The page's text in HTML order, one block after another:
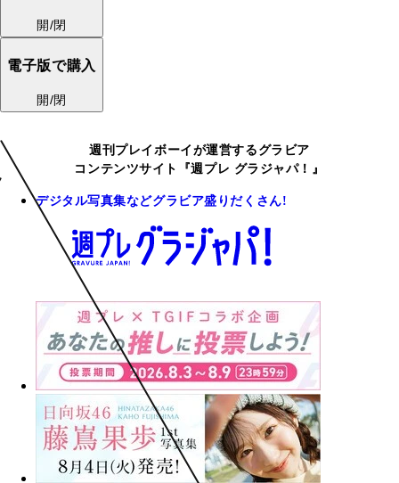
開/閉
電子版で購入
開/閉
週刊プレイボーイが運営するグラビア
コンテンツサイト『週プレ グラジャパ！』
デジタル写真集などグラビア盛りだくさん!